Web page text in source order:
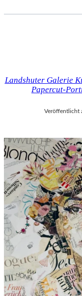
Landshuter Galerie
Papercut-
Veröffentlicht